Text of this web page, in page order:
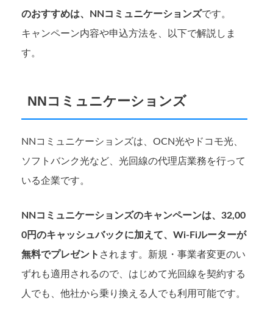
のおすすめは、NNコミュニケーションズです。
キャンペーン内容や申込方法を、以下で解説しま
す。
NNコミュニケーションズ
NNコミュニケーションズは、OCN光やドコモ光、
ソフトバンク光など、光回線の代理店業務を行って
いる企業です。
NNコミュニケーションズのキャンペーンは、32,00
0円のキャッシュバックに加えて、Wi-Fiルーターが
無料でプレゼント されます。新規・事業者変更のい
ずれも適用されるので、はじめて光回線を契約する
人でも、他社から乗り換える人でも利用可能です。